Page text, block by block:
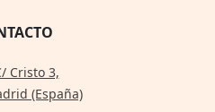
Cristo 3,
(España)